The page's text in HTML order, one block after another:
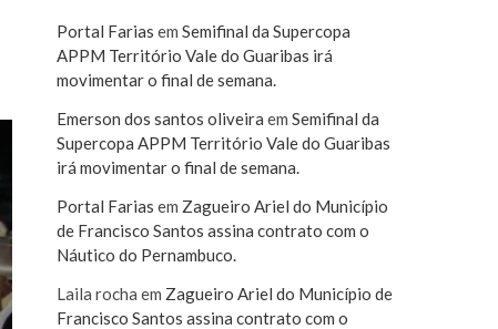
Portal Farias em Semifinal da Supercopa
APPM Território Vale do Guaribas irá
movimentar o final de semana.
Emerson dos santos oliveira em Semifinal da
Supercopa APPM Território Vale do Guaribas
irá movimentar o final de semana.
Portal Farias em Zagueiro Ariel do Município
de Francisco Santos assina contrato com o
Náutico do Pernambuco.
Laila rocha em Zagueiro Ariel do Município de
Francisco Santos assina contrato com o